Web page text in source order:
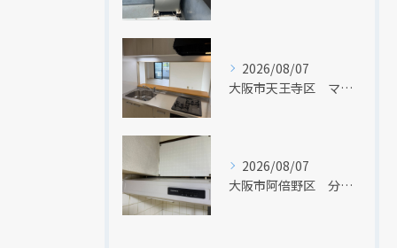
2026/08/07
大阪市天王寺区 マンションのキッチン取替及び内装リフォーム工事 クリナップ
2026/08/07
大阪市阿倍野区 分譲マンションのレンジフード取替リフォーム工事 タカラスタンダード